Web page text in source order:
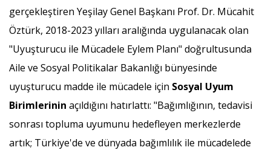
gerçekleştiren Yeşilay Genel Başkanı Prof. Dr. Mücahit
Öztürk, 2018-2023 yılları aralığında uygulanacak olan
"Uyuşturucu ile Mücadele Eylem Planı" doğrultusunda
Aile ve Sosyal Politikalar Bakanlığı bünyesinde
uyuşturucu madde ile mücadele için Sosyal Uyum
Birimlerinin açıldığını hatırlattı: "Bağımlığının, tedavisi
sonrası topluma uyumunu hedefleyen merkezlerde
artık; Türkiye'de ve dünyada bağımlılık ile mücadelede